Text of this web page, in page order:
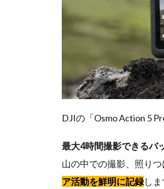
DJIの「Osmo Action 5
最大4時間撮影できるバ
山の中での撮影、照り
ア活動を鮮明に記録し